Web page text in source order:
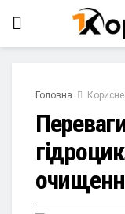
Головна Корисне